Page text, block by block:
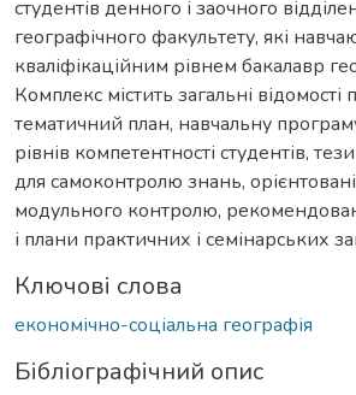
студентів денного і заочного
географічного факультету, які
кваліфікаційним рівнем бакалавр
Комплекс містить загальні відомості
тематичний план, навчальну
рівнів компетентності студентів,
для самоконтролю знань,
модульного контролю,
і плани практичних і семінарських
Ключові слова
економічно-соціальна географія
Бібліографічний опис